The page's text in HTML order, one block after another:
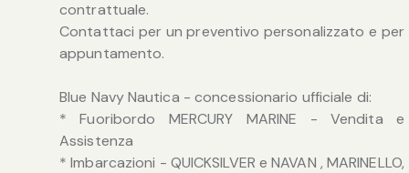
contrattuale.
Contattaci per un preventivo personalizzato e per
appuntamento.
Blue Navy Nautica - concessionario ufficiale di:
* Fuoribordo MERCURY MARINE - Vendita e
Assistenza
* Imbarcazioni - QUICKSILVER e NAVAN , MARINELLO,